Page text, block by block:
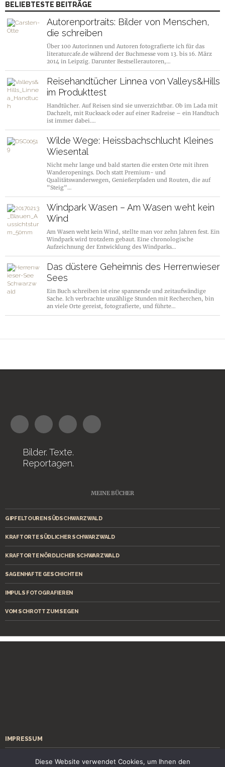
BELIEBTESTE BEITRÄGE
Autorenportraits: Bilder von Menschen,
die schreiben
Über 100 Autorinnen und Autoren fotografierte ich für das
literaturcafe.de während der Buchmesse vom 13. bis 16. März
2014 in Leipzig. Darunter Bestsellerautoren,…
Reisehandtücher Linnea von Valleys&Hills
im Produkttest
Handtücher. Auf Reisen sind sie unverzichtbar. Ob im Lada mit
Dachzelt, mit Rucksack oder auf einer Radreise – ein Handtuch
ist immer dabei.…
Wilde Wege: Heissbachschlucht Kleines
Wiesental
Nicht mehr lange und bald starten die ersten Orte mit ihren
Wanderopenings. Doch statt Premium- und
Qualitätswanderwegen, Genießerpfaden und Routen, die auf
"Steig"…
Windpark Wasen – Am Wasen weht kein
Wind
Am Wasen weht kein Wind, stellte man vor zehn Jahren fest. Ein
Windpark wird trotzdem gebaut. Eine chronologische
Aufzeichnung der Entwicklung des Windparks…
Das düstere Geheimnis des Herrenwieser
Sees
Ein Buch schreiben ist eine spannende und zeitaufwändige
Sache. Ich verbrachte unzählige Stunden mit Recherchen, bin
an viele Orte gereist, fotografierte, und führte…
Bilder. Texte.
Reportagen.
MEINE BÜCHER
GIPFELTOUREN SÜDSCHWARZWALD
KRAFTORTE SÜDLICHER SCHWARZWALD
KRAFTORTE NÖRDLICHER SCHWARZWALD
SAGENHAFTE GESCHICHTEN
IMPULS FOTOGRAFIEREN
VOM SCHROTT ZUM SEGEN
IMPRESSUM
Diese Website verwendet Cookies, um Ihnen den